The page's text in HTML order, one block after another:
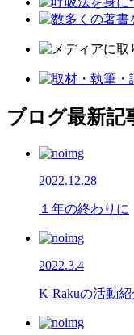
ブログ最新記
2022.12.28
１年の終わりに
2022.3.4
K-Rakuの活動紹